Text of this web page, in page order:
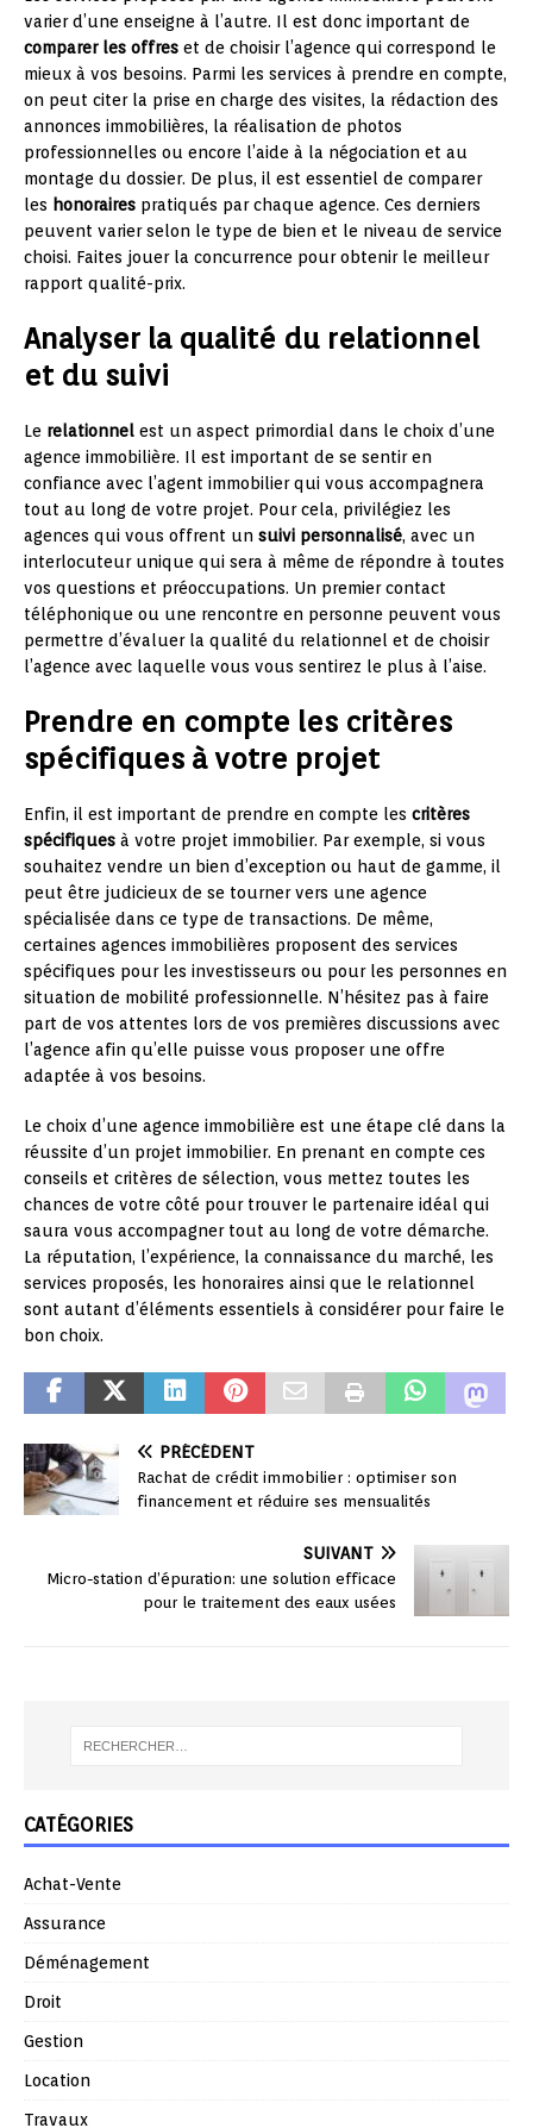
varier d’une enseigne à l’autre. Il est donc important de
comparer les offres et de choisir l’agence qui correspond le
mieux à vos besoins. Parmi les services à prendre en compte,
on peut citer la prise en charge des visites, la rédaction des
annonces immobilières, la réalisation de photos
professionnelles ou encore l’aide à la négociation et au
montage du dossier. De plus, il est essentiel de comparer
les honoraires pratiqués par chaque agence. Ces derniers
peuvent varier selon le type de bien et le niveau de service
choisi. Faites jouer la concurrence pour obtenir le meilleur
rapport qualité-prix.
Analyser la qualité du relationnel
et du suivi
Le relationnel est un aspect primordial dans le choix d’une
agence immobilière. Il est important de se sentir en
confiance avec l’agent immobilier qui vous accompagnera
tout au long de votre projet. Pour cela, privilégiez les
agences qui vous offrent un suivi personnalisé, avec un
interlocuteur unique qui sera à même de répondre à toutes
vos questions et préoccupations. Un premier contact
téléphonique ou une rencontre en personne peuvent vous
permettre d’évaluer la qualité du relationnel et de choisir
l’agence avec laquelle vous vous sentirez le plus à l’aise.
Prendre en compte les critères
spécifiques à votre projet
Enfin, il est important de prendre en compte les critères
spécifiques à votre projet immobilier. Par exemple, si vous
souhaitez vendre un bien d’exception ou haut de gamme, il
peut être judicieux de se tourner vers une agence
spécialisée dans ce type de transactions. De même,
certaines agences immobilières proposent des services
spécifiques pour les investisseurs ou pour les personnes en
situation de mobilité professionnelle. N’hésitez pas à faire
part de vos attentes lors de vos premières discussions avec
l’agence afin qu’elle puisse vous proposer une offre
adaptée à vos besoins.
Le choix d’une agence immobilière est une étape clé dans la
réussite d’un projet immobilier. En prenant en compte ces
conseils et critères de sélection, vous mettez toutes les
chances de votre côté pour trouver le partenaire idéal qui
saura vous accompagner tout au long de votre démarche.
La réputation, l’expérience, la connaissance du marché, les
services proposés, les honoraires ainsi que le relationnel
sont autant d’éléments essentiels à considérer pour faire le
bon choix.
PRÉCÉDENT
Rachat de crédit immobilier : optimiser son
financement et réduire ses mensualités
SUIVANT
Micro-station d’épuration: une solution efficace
pour le traitement des eaux usées
CATÉGORIES
Achat-Vente
Assurance
Déménagement
Droit
Gestion
Location
Travaux